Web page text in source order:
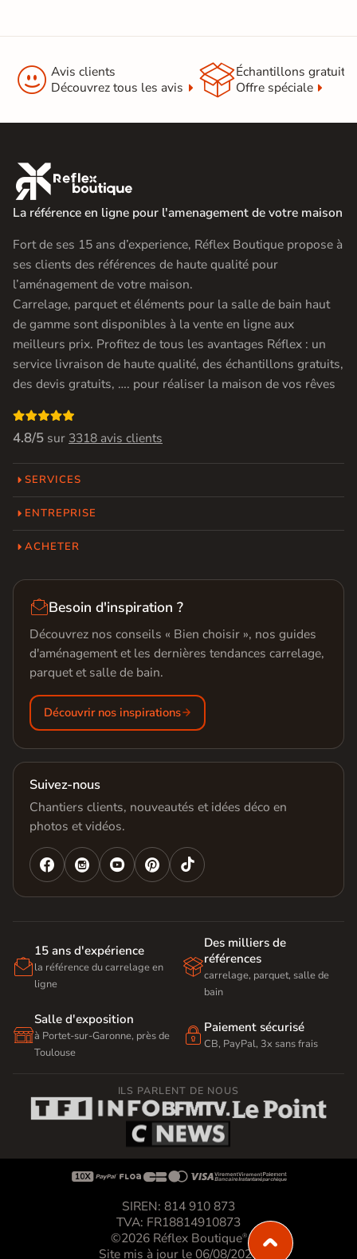
 Avis clients
Découvrez tous les avis
Échantillons gratuit
Offre spéciale

La référence en ligne pour l'amenagement de votre maison
Fort de ses 15 ans d’experience, Réflex Boutique propose à
ses clients des références de haute qualité pour
l’aménagement de votre maison.
Carrelage, parquet et éléments pour la salle de bain haut
de gamme sont disponibles à la vente en ligne aux
meilleurs prix. Profitez de tous les avantages Réflex : un
service livraison de haute qualité, des échantillons gratuits,
des devis gratuits, …. pour réaliser la maison de vos rêves

4.8/5 sur 3318 avis clients
SERVICES
ENTREPRISE
ACHETER
Besoin d'inspiration ?
Découvrez nos conseils « Bien choisir », nos guides
d'aménagement et les dernières tendances carrelage,
parquet et salle de bain.
Découvrir nos inspirations
Suivez-nous
Chantiers clients, nouveautés et idées déco en
photos et vidéos.
   

15 ans d'expérience
la référence du carrelage en
ligne

Des milliers de
références
carrelage, parquet, salle de
bain

Salle d'exposition
à Portet-sur-Garonne, près de
Toulouse
 Paiement sécurisé
CB, PayPal, 3x sans frais
ILS PARLENT DE NOUS

SIREN: 814 910 873
TVA: FR18814910873
©2026 Réflex Boutique®
Site mis à jour le 06/08/2026